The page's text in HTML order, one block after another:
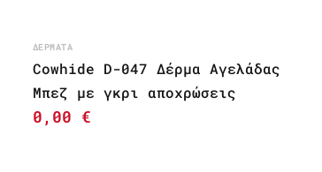
ΔΈΡΜΑΤΑ
Cowhide D-047 Δέρμα Αγελάδας
Μπεζ με γκρι αποχρώσεις
0,00 €